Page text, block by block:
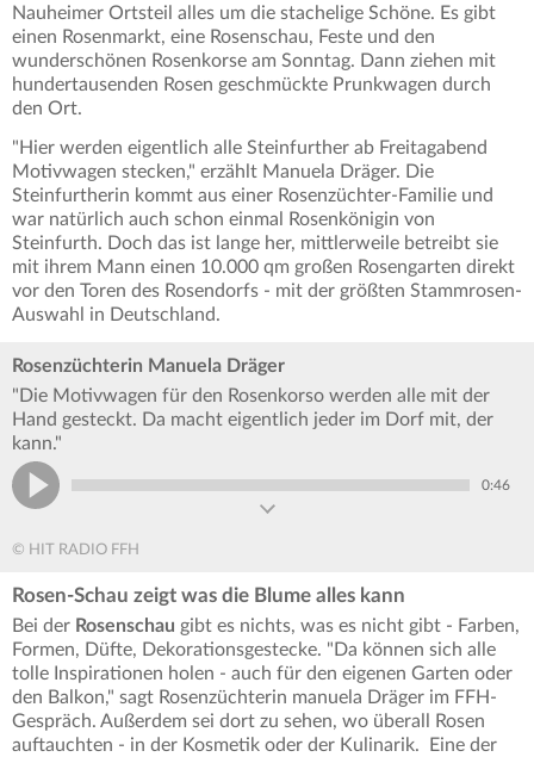
Nauheimer Ortsteil alles um die stachelige Schöne. Es gibt
einen Rosenmarkt, eine Rosenschau, Feste und den
wunderschönen Rosenkorse am Sonntag. Dann ziehen mit
hundertausenden Rosen geschmückte Prunkwagen durch
den Ort.
"Hier werden eigentlich alle Steinfurther ab Freitagabend
Motivwagen stecken," erzählt Manuela Dräger. Die
Steinfurtherin kommt aus einer Rosenzüchter-Familie und
war natürlich auch schon einmal Rosenkönigin von
Steinfurth. Doch das ist lange her, mittlerweile betreibt sie
mit ihrem Mann einen 10.000 qm großen Rosengarten direkt
vor den Toren des Rosendorfs - mit der größten Stammrosen-
Auswahl in Deutschland.
Rosenzüchterin Manuela Dräger
"Die Motivwagen für den Rosenkorso werden alle mit der
Hand gesteckt. Da macht eigentlich jeder im Dorf mit, der
kann."
0:46
© HIT RADIO FFH
Rosen-Schau zeigt was die Blume alles kann
Bei der Rosenschau gibt es nichts, was es nicht gibt - Farben,
Formen, Düfte, Dekorationsgestecke. "Da können sich alle
tolle Inspirationen holen - auch für den eigenen Garten oder
den Balkon," sagt Rosenzüchterin manuela Dräger im FFH-
Gespräch. Außerdem sei dort zu sehen, wo überall Rosen
auftauchten - in der Kosmetik oder der Kulinarik. Eine der